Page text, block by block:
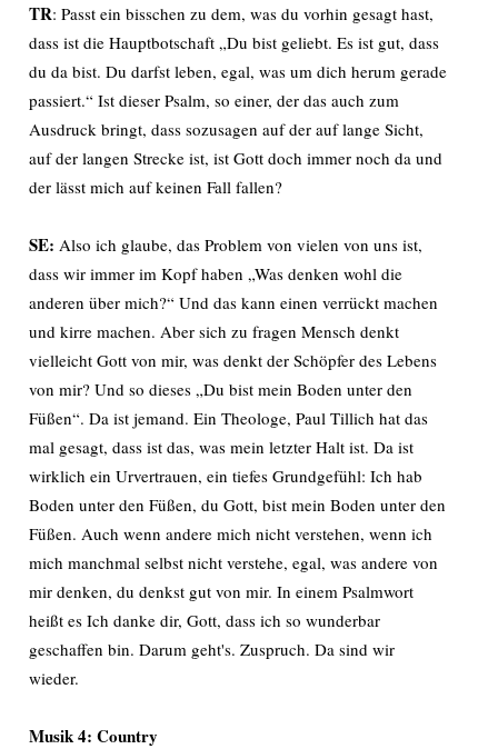
TR: Passt ein bisschen zu dem, was du vorhin gesagt hast,
dass ist die Hauptbotschaft „Du bist geliebt. Es ist gut, dass
du da bist. Du darfst leben, egal, was um dich herum gerade
passiert.“ Ist dieser Psalm, so einer, der das auch zum
Ausdruck bringt, dass sozusagen auf der auf lange Sicht,
auf der langen Strecke ist, ist Gott doch immer noch da und
der lässt mich auf keinen Fall fallen?
SE: Also ich glaube, das Problem von vielen von uns ist,
dass wir immer im Kopf haben „Was denken wohl die
anderen über mich?“ Und das kann einen verrückt machen
und kirre machen. Aber sich zu fragen Mensch denkt
vielleicht Gott von mir, was denkt der Schöpfer des Lebens
von mir? Und so dieses „Du bist mein Boden unter den
Füßen“. Da ist jemand. Ein Theologe, Paul Tillich hat das
mal gesagt, dass ist das, was mein letzter Halt ist. Da ist
wirklich ein Urvertrauen, ein tiefes Grundgefühl: Ich hab
Boden unter den Füßen, du Gott, bist mein Boden unter den
Füßen. Auch wenn andere mich nicht verstehen, wenn ich
mich manchmal selbst nicht verstehe, egal, was andere von
mir denken, du denkst gut von mir. In einem Psalmwort
heißt es Ich danke dir, Gott, dass ich so wunderbar
geschaffen bin. Darum geht's. Zuspruch. Da sind wir
wieder.
Musik 4: Country